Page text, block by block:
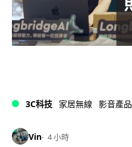
3C科技 家居無線 影音產品
Vin 4 小時